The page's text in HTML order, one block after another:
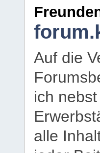
Auf die
ich
alle